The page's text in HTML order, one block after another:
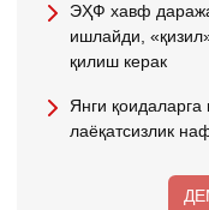
ЭҲФ хавф
ишлайди,
қилиш керак
Янги қоидаларга
лаёқатсизлик